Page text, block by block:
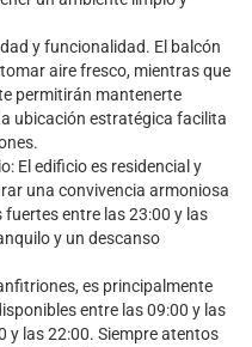
y funcionalidad. El balcón
aire fresco, mientras que
permitirán mantenerte
ubicación estratégica facilita
El edificio es residencial y
una convivencia armoniosa
entre las 23:00 y las
y un descanso
es principalmente
entre las 09:00 y las
y las 22:00. Siempre atentos